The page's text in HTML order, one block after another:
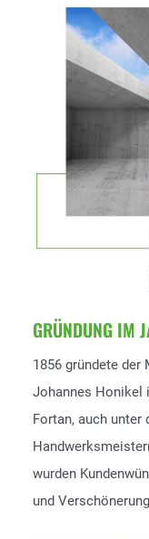
GRÜNDUNG IM
1856 gründete der
Johannes Honikel
Fortan, auch unter
wurden
und